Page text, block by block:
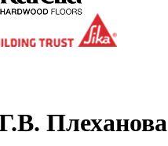
Плеханова